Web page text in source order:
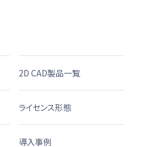
2D CAD製品一覧
ライセンス形態
導入事例